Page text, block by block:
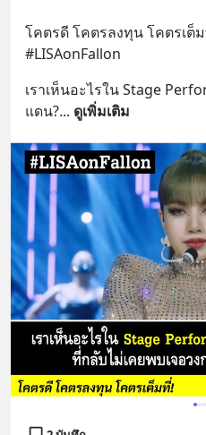
โคตรดี โคตรลงทุน โคตรเต็
#LISAonFallon
เราเห็นอะไรใน Stage
แดน?... ดูเพิ่มเติม